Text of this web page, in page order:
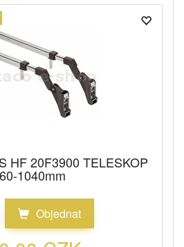
HF 20F3900 TELESKOP
1040mm
Objednat